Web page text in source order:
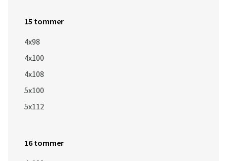
15 tommer
4x98
4x100
4x108
5x100
5x112
16 tommer